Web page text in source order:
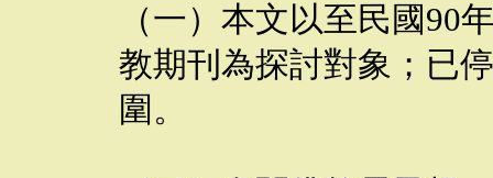
（一）本文以至民國90
教期刊為探討對象；已
圍。